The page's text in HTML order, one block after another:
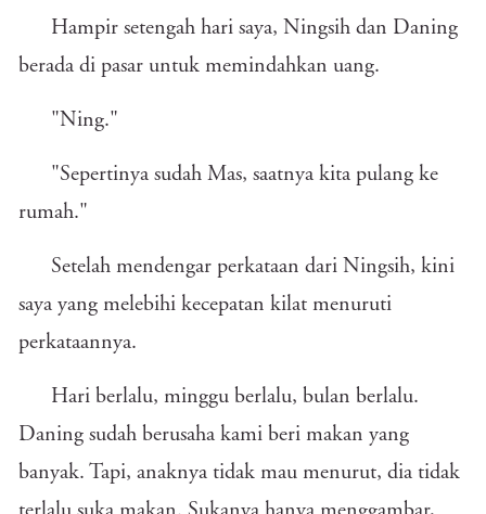
Hampir setengah hari saya, Ningsih dan Daning
berada di pasar untuk memindahkan uang.
"Ning."
"Sepertinya sudah Mas, saatnya kita pulang ke
rumah."
Setelah mendengar perkataan dari Ningsih, kini
saya yang melebihi kecepatan kilat menuruti
perkataannya.
Hari berlalu, minggu berlalu, bulan berlalu.
Daning sudah berusaha kami beri makan yang
banyak. Tapi, anaknya tidak mau menurut, dia tidak